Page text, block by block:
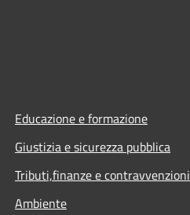
Educazione e formazione
Giustizia e sicurezza pubblica
Tributi,finanze e contravvenzioni
Ambiente